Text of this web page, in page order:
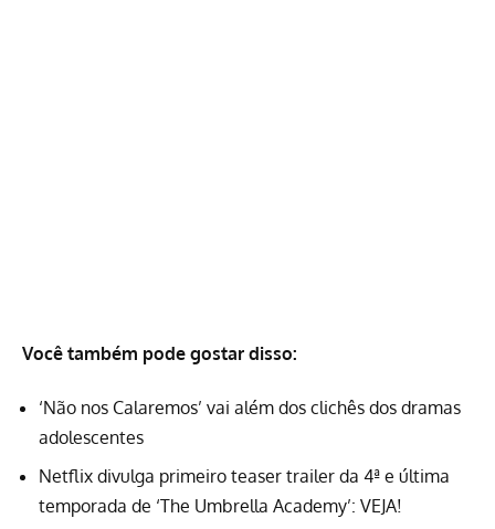
Você também pode gostar disso:
‘Não nos Calaremos’ vai além dos clichês dos dramas
adolescentes
Netflix divulga primeiro teaser trailer da 4ª e última
temporada de ‘The Umbrella Academy’: VEJA!